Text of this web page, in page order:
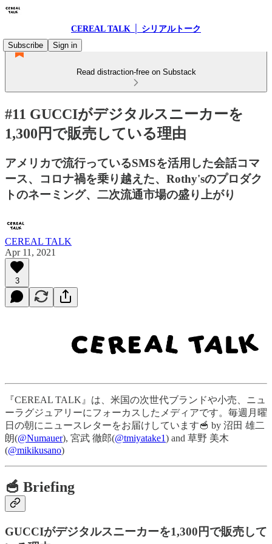
CEREAL TALK │ シリアルトーク
Subscribe
Sign in
Read distraction-free on Substack
#11 GUCCIがデジタルスニーカーを
1,300円で販売している理由
アメリカで流行っているSMSを活用した会話コマ
ース、コロナ禍を乗り越えた、Rothy'sのプロダク
トのネーミング、二次流通市場の盛り上がり
CEREAL TALK
Apr 11, 2021
3
『CEREAL TALK』は、米国の次世代ブランドや小売、ニュ
ーラグジュアリーにフォーカスしたメディアです。毎週月曜
日の朝にニュースレターをお届けしています🥣 by 沼田 雄二
朗(@Numauer), 宮武 徹郎(@tmiyatake1) and 草野 美木
(@mikikusano)
🥣 Briefing
GUCCIがデジタルスニーカーを1,300円で販売して